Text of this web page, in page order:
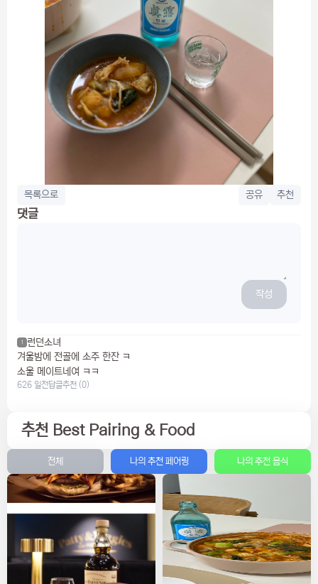
목록으로 공유 추천
댓글
작성
1
런던소녀
겨울밤에 전골에 소주 한잔 ㅋ
소울 메이트네여 ㅋㅋ
626 일전답글추천 (0)
추천 Best Pairing & Food
전체 나의 추천 페어링 나의 추천 음식